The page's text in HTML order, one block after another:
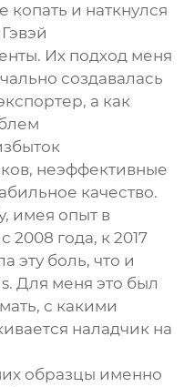
копать и наткнулся
. Их подход меня
создавалась
а как
неэффективные
качество.
имея опыт в
2008 года, к 2017
эту боль, что и
. Для меня это был
с какими
наладчик на
образцы именно